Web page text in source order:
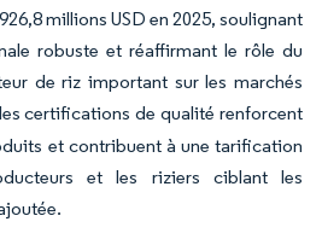
millions USD en 2025, soulignant
robuste et réaffirmant le rôle du
de riz important sur les marchés
certifications de qualité renforcent
et contribuent à une tarification
et les riziers ciblant les